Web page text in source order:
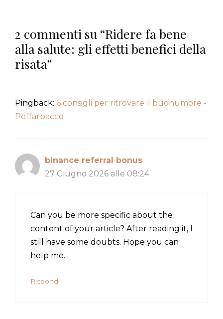
2 commenti su “Ridere fa bene
alla salute: gli effetti benefici della
risata”
Pingback: 6 consigli per ritrovare il buonumore -
Poffarbacco
binance referral bonus
27 Giugno 2026 alle 08:24
Can you be more specific about the
content of your article? After reading it, I
still have some doubts. Hope you can
help me.
Rispondi